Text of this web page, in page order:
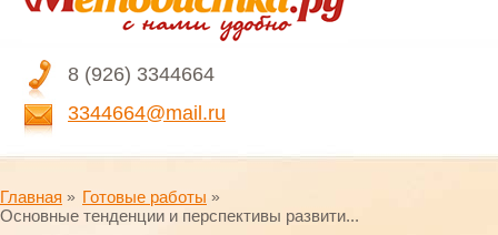
8 (926) 3344664
3344664@mail.ru
Главная
Готовые работы
Основные тенденции и перспективы развити...